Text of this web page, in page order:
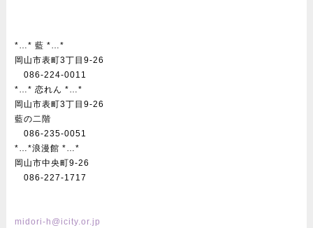
*…* 藍 *…*
岡山市表町3丁目9-26
086-224-0011
*…* 恋れん *…*
岡山市表町3丁目9-26
藍の二階
086-235-0051
*…*浪漫館 *…*
岡山市中央町9-26
086-227-1717
midori-h@icity.or.jp